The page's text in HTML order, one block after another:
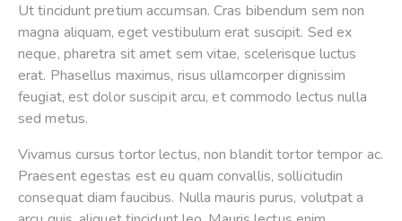
Ut tincidunt pretium accumsan. Cras bibendum sem non
magna aliquam, eget vestibulum erat suscipit. Sed ex
neque, pharetra sit amet sem vitae, scelerisque luctus
erat. Phasellus maximus, risus ullamcorper dignissim
feugiat, est dolor suscipit arcu, et commodo lectus nulla
sed metus.
Vivamus cursus tortor lectus, non blandit tortor tempor ac.
Praesent egestas est eu quam convallis, sollicitudin
consequat diam faucibus. Nulla mauris purus, volutpat a